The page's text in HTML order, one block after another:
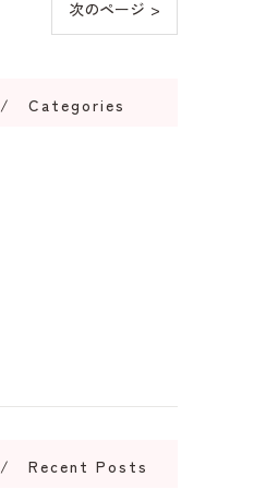
次のページ >
Categories
Recent Posts